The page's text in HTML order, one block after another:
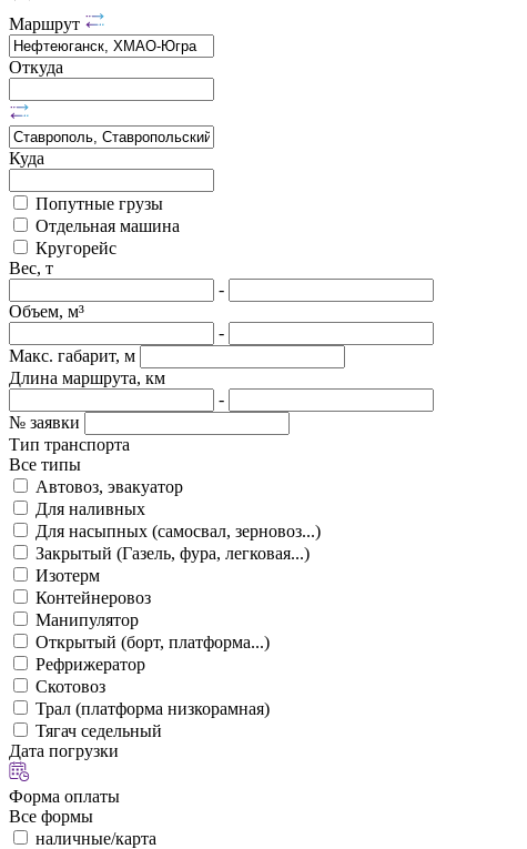
Маршрут
Откуда
Куда
Попутные грузы
Отдельная машина
Кругорейс
Вес, т
-
Объем, м³
-
Макс. габарит, м
Длина маршрута, км
-
№ заявки
Тип транспорта
Все типы
Автовоз, эвакуатор
Для наливных
Для насыпных (самосвал, зерновоз...)
Закрытый (Газель, фура, легковая...)
Изотерм
Контейнеровоз
Манипулятор
Открытый (борт, платформа...)
Рефрижератор
Скотовоз
Трал (платформа низкорамная)
Тягач седельный
Дата погрузки
Форма оплаты
Все формы
наличные/карта